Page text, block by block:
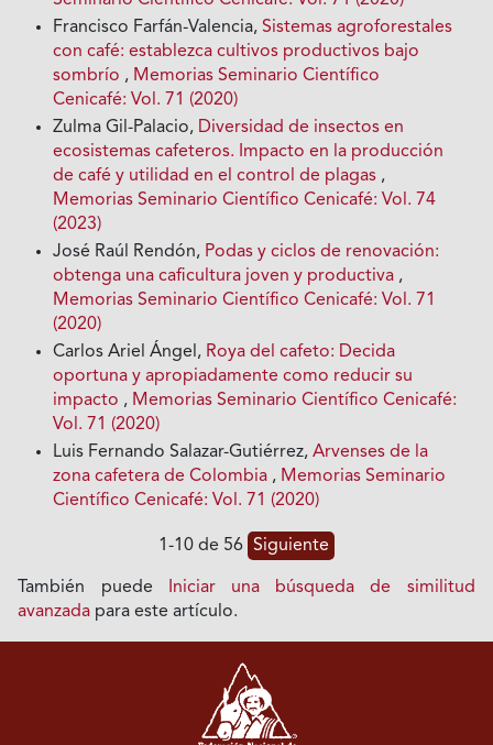
Francisco Farfán-Valencia,Sistemas agroforestales
con café: establezca cultivos productivos bajo
sombrío , Memorias Seminario Científico
Cenicafé: Vol. 71 (2020)
Zulma Gil-Palacio, Diversidad de insectos en
ecosistemas cafeteros. Impacto en la producción
de café y utilidad en el control de plagas ,
Memorias Seminario Científico Cenicafé: Vol. 74
(2023)
José Raúl Rendón, Podas y ciclos de renovación:
obtenga una caficultura joven y productiva ,
Memorias Seminario Científico Cenicafé: Vol. 71
(2020)
Carlos Ariel Ángel, Roya del cafeto: Decida
oportuna y apropiadamente como reducir su
impacto , Memorias Seminario Científico Cenicafé:
Vol. 71 (2020)
Luis Fernando Salazar-Gutiérrez,Arvenses de la
zona cafetera de Colombia , Memorias Seminario
Científico Cenicafé: Vol. 71 (2020)
1-10 de 56 Siguiente
También puede
Iniciar una búsqueda de similitud
avanzada para este artículo.